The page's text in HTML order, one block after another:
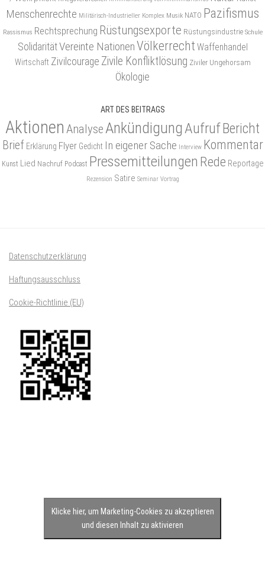
Menschenrechte Militärisch-Industrieller Komplex Musik NATO Pazifismus
Rassismus Rechtsprechung Rüstungsexporte Rüstungsindustrie Schule
SolidaritätVereinte NationenVölkerrecht Waffenhandel
Wirtschaft Zivilcourage Zivile Konfliktlösung Ziviler Ungehorsam
Ökologie
ART DES BEITRAGS
Aktionen AnalyseAnkündigungAufrufBericht
Brief Erklärung Flyer Gedicht In eigener Sache Interview Kommentar
Kunst Lied Nachruf Podcast Pressemitteilungen Rede Reportage
Rezension Satire Seminar Vortrag
Datenschutzerklärung
Haftungsausschluss
Cookie-Richtlinie (EU)
Klicke hier, um Marketing-Cookies zu akzeptieren
und diesen Inhalt zu aktivieren